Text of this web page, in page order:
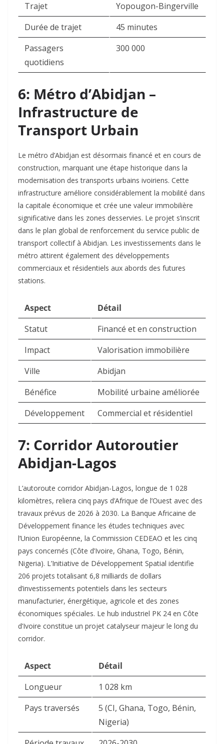
Trajet
Yopougon-Bingerville
Durée de trajet
45 minutes
Passagers
quotidiens
300 000
6: Métro d’Abidjan –
Infrastructure de
Transport Urbain
Le métro d’Abidjan est désormais financé et en cours de
construction, marquant une étape historique dans la
modernisation des transports urbains ivoiriens. Cette
infrastructure améliore considérablement la mobilité dans
la capitale économique et crée une valeur immobilière
significative dans les zones desservies. Le projet s’inscrit
dans le plan global de renforcement du service public de
transport collectif à Abidjan. Les investissements dans le
métro attirent également des développements
commerciaux et résidentiels aux abords des futures
stations.
Aspect
Détail
Statut
Financé et en construction
Impact
Valorisation immobilière
Ville
Abidjan
Bénéfice
Mobilité urbaine améliorée
Développement
Commercial et résidentiel
7: Corridor Autoroutier
Abidjan-Lagos
L’autoroute corridor Abidjan-Lagos, longue de 1 028
kilomètres, reliera cinq pays d’Afrique de l’Ouest avec des
travaux prévus de 2026 à 2030. La Banque Africaine de
Développement finance les études techniques avec
l’Union Européenne, la Commission CEDEAO et les cinq
pays concernés (Côte d’Ivoire, Ghana, Togo, Bénin,
Nigeria). L’Initiative de Développement Spatial identifie
206 projets totalisant 6,8 milliards de dollars
d’investissements potentiels dans les secteurs
manufacturier, énergétique, agricole et des zones
économiques spéciales. Le hub industriel PK 24 en Côte
d’Ivoire constitue un projet catalyseur majeur le long du
corridor.
Aspect
Détail
Longueur
1 028 km
Pays traversés
5 (CI, Ghana, Togo, Bénin,
Nigeria)